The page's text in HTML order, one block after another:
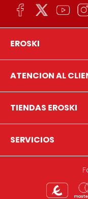
EROSKI
ATENCION AL
TIENDAS EROSKI
SERVICIOS